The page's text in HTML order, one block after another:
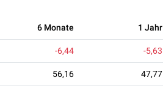
6 Monate 1 Jahr
-6,44 -5,63
56,16 47,77